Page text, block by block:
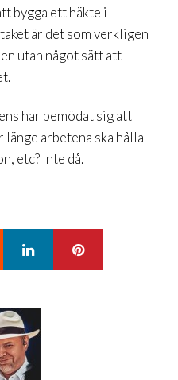
bygga ett häkte i
är det som verkligen
utan något sätt att
har bemödat sig att
arbetena ska hålla
etc? Inte då.
LinkedIn